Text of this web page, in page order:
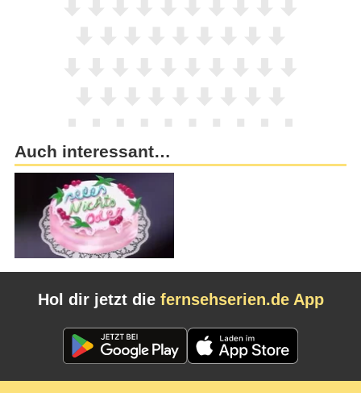
Auch interessant…
Hol dir jetzt die fernsehserien.de App